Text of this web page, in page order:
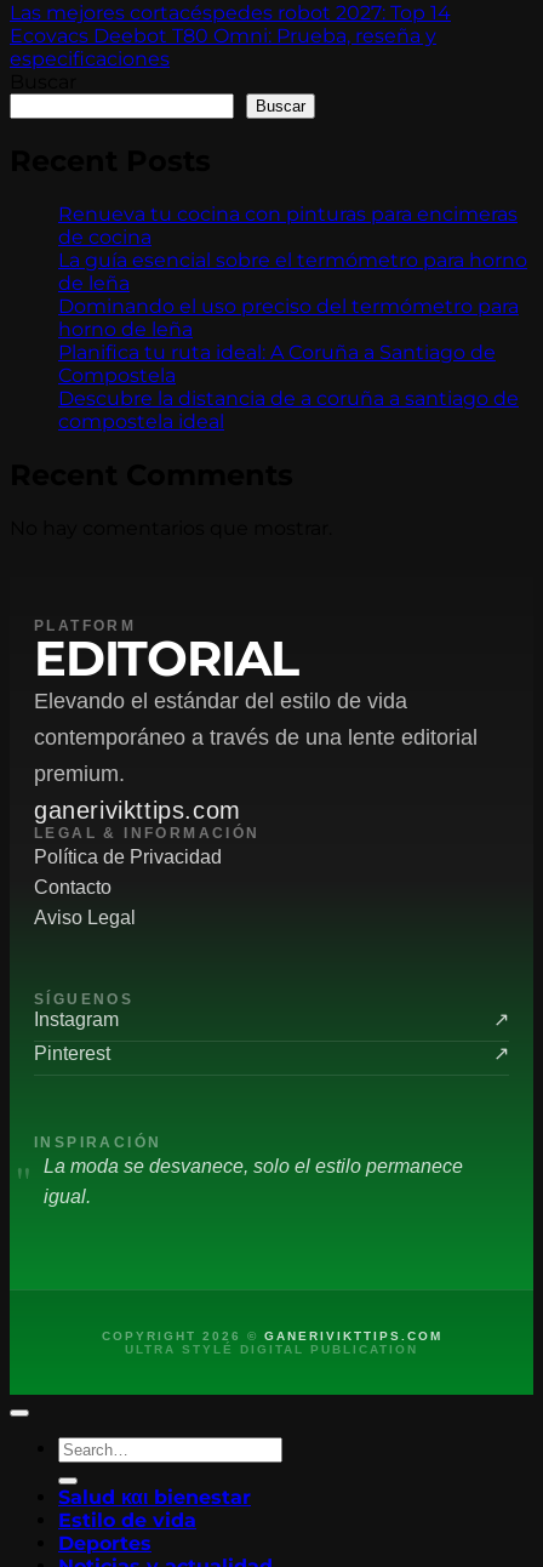
Las mejores cortacéspedes robot 2027: Top 14
Ecovacs Deebot T80 Omni: Prueba, reseña y
especificaciones
Buscar
Renueva tu cocina con pinturas para encimeras
de cocina
La guía esencial sobre el termómetro para horno
de leña
Dominando el uso preciso del termómetro para
horno de leña
Planifica tu ruta ideal: A Coruña a Santiago de
Compostela
Descubre la distancia de a coruña a santiago de
compostela ideal
PLATFORM
EDITORIAL
Elevando el estándar del estilo de vida
contemporáneo a través de una lente editorial
premium.
ganerivikttips.com
LEGAL & INFORMACIÓN
Política de Privacidad
Contacto
Aviso Legal
SÍGUENOS
Instagram
↗
Pinterest
↗
INSPIRACIÓN
"
La moda se desvanece, solo el estilo permanece
igual.
COPYRIGHT 2026 © GANERIVIKTTIPS.COM
ULTRA STYLÉ DIGITAL PUBLICATION
Salud και bienestar
Estilo de vida
Deportes